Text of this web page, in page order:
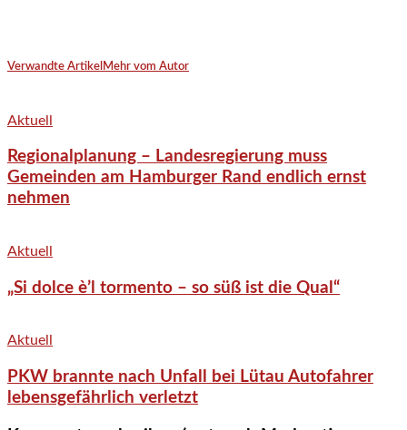
Verwandte Artikel Mehr vom Autor
Aktuell
Regionalplanung – Landesregierung muss
Gemeinden am Hamburger Rand endlich ernst
nehmen
Aktuell
„Si dolce è’l tormento – so süß ist die Qual“
Aktuell
PKW brannte nach Unfall bei Lütau Autofahrer
lebensgefährlich verletzt